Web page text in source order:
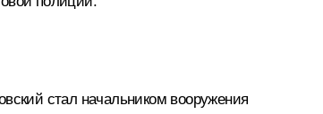
стал начальником вооружения